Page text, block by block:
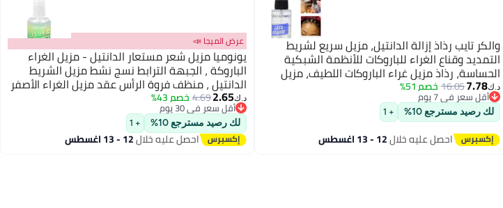
والكر تايب رذاذ إزالة الدانتيل، مزيل سريع لشريط
التمديد وقناع الغراء للباروكات للأنظمة الشبكية
الحساسة، رذاذ مزيل غراء الباروكات اللطيف، مزيل
فعال للصمغ الدانتيل للبشرة (4 أونصات)
د.ك‏7.78
16.05خصم 51%
أقل سعر في 7 يوم
أقل سعر في 7 يوم
لك رصيد مسترجع 10% + 1
احصل عليه خلال12 - 13 اغسطس
عرض الميجا 📣
يونوميا مزيل شعر مستعار الدانتيل - مزيل الغراء
الباروكة ، الجبهة الترابط نسج نشط مزيل الشريط
الدانتيل ، منظف فروة الرأس عقد مزيل الغراء الأصفر
38 مل
د.ك‏2.65
4.69خصم 43%
أقل سعر في 30 يوم
أقل سعر في 30 يوم
لك رصيد مسترجع 10% + 1
احصل عليه خلال12 - 13 اغسطس